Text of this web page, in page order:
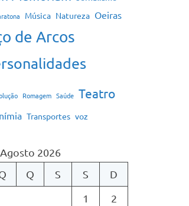
Música Natureza Oeiras
de Arcos
Romagem Saúde Teatro
Transportes voz
Agosto 2026
Q S S
D
1
2